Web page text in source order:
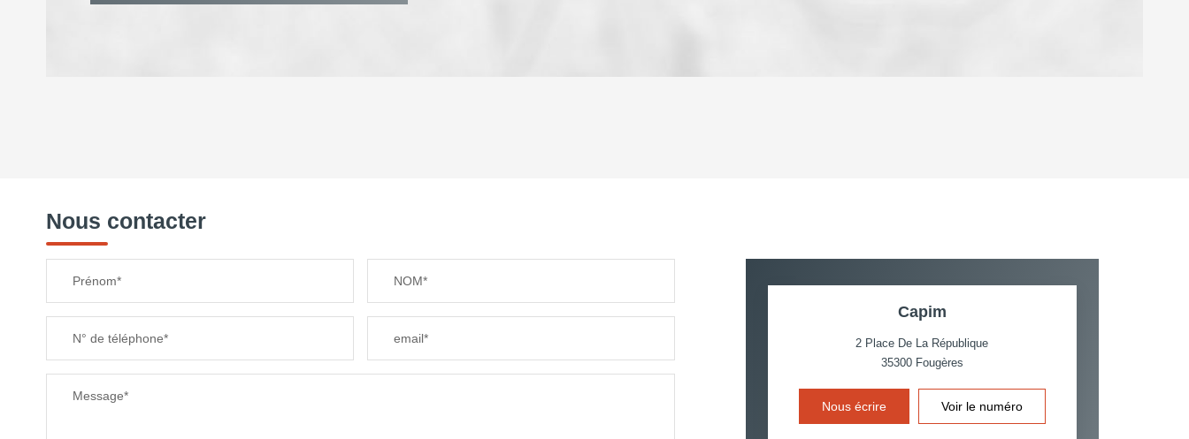
TAXE FONCIÈRE
RESTAURANTS ET CAFÉS COMMERCES
Nous contacter
Prénom* NOM*
N° de téléphone* email*
Message*
Capim
2 Place De La République
35300 Fougères
Nous écrire Voir le numéro